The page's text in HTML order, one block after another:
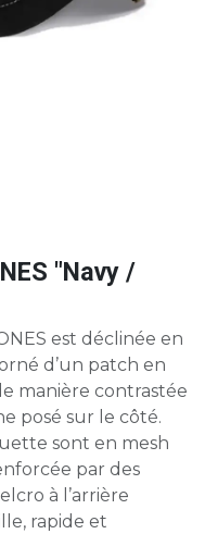
"Navy /
est déclinée en
d’un patch en
manière contrastée
posé sur le côté.
sont en mesh
par des
à l’arrière
rapide et